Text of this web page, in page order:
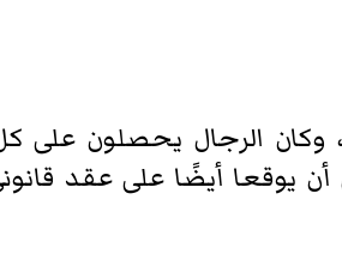
الرجال يحصلون على
أن يوقعا أيضًا على عقد